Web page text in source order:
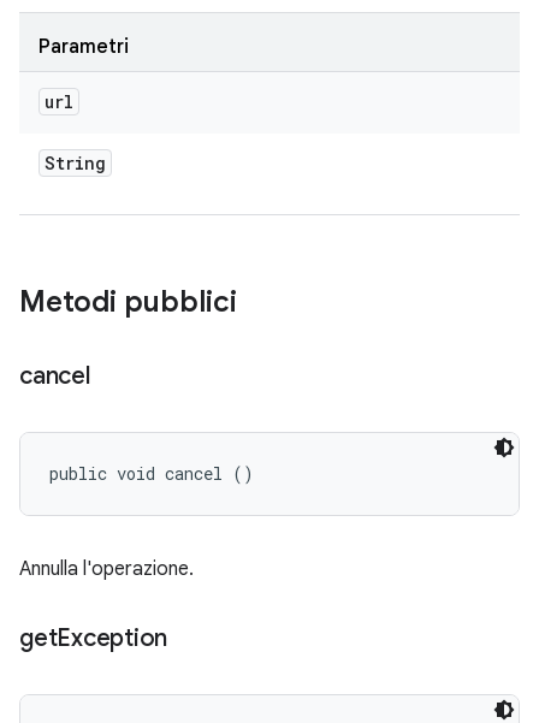
Parametri
url
String
Metodi pubblici
cancel
public void cancel ()
Annulla l'operazione.
getException